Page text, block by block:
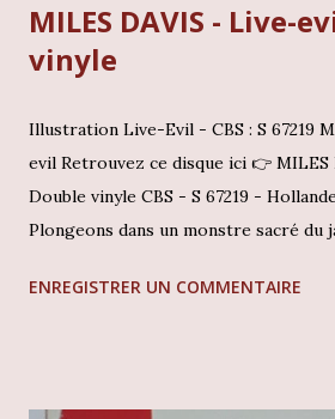
MILES DAVIS - Live-
vinyle
Illustration Live-Evil - CBS : S 67219
evil Retrouvez ce disque ici 👉 MILES
Double vinyle CBS - S 67219 -
Plongeons dans un monstre sacré du
tête première dans un monstre sacré
ENREGISTRER UN COMMENTAIRE